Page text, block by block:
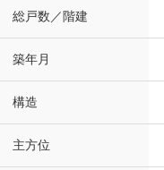
総戸数／階建
築年月
構造
主方位